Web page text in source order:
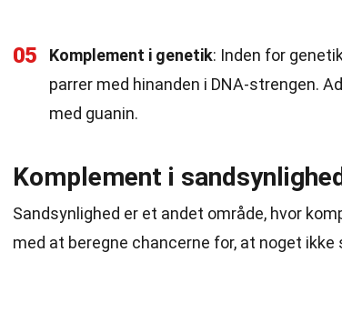
05 Komplement i genetik: Inden for
parrer med hinanden i DNA-strengen.
med guanin.
Komplement i
Sandsynlighed er et andet område, hvor
med at beregne chancerne for, at noget ikke